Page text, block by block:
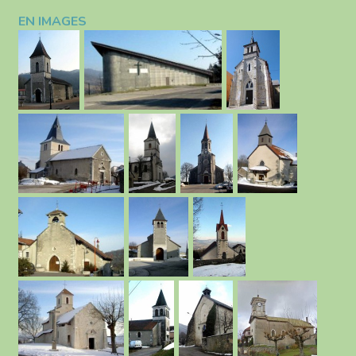
EN IMAGES